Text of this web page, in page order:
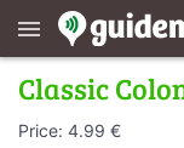
menu
Classic
Price: 4.99 €